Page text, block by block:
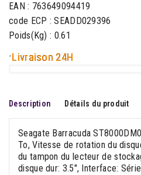
EAN : 763649094419
code ECP : SEADD029396
Poids(Kg) : 0.61
-Livraison 24H
Description Détails du produit
Seagate Barracuda
To, Vitesse de rotation du
du tampon du lecteur de
disque dur: 3.5", Interface: Série